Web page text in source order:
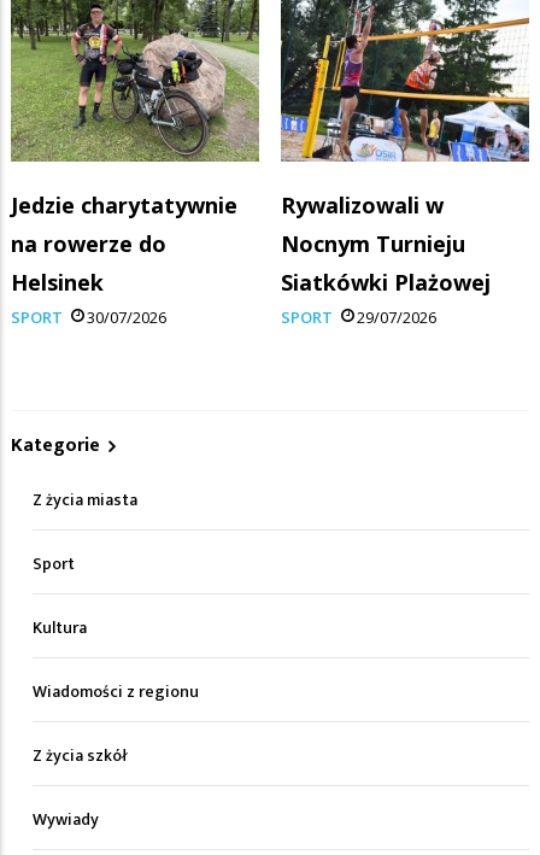
Jedzie charytatywnie
na rowerze do
Helsinek
SPORT 30/07/2026
Rywalizowali w
Nocnym Turnieju
Siatkówki Plażowej
SPORT 29/07/2026
Kategorie
Z życia miasta
Sport
Kultura
Wiadomości z regionu
Z życia szkół
Wywiady